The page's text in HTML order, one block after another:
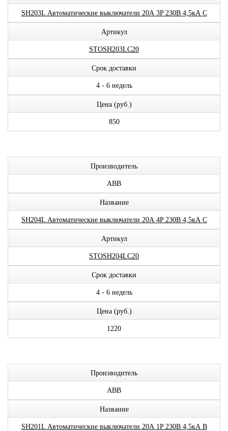
SH203L Автоматические выключатели 20А 3P 230В 4,5кА C
Артикул
STOSH203LC20
Срок доставки
4 - 6 недель
Цена (руб.)
850
Производитель
ABB
Название
SH204L Автоматические выключатели 20А 4P 230В 4,5кА C
Артикул
STOSH204LC20
Срок доставки
4 - 6 недель
Цена (руб.)
1220
Производитель
ABB
Название
SH201L Автоматические выключатели 20А 1P 230В 4,5кА B